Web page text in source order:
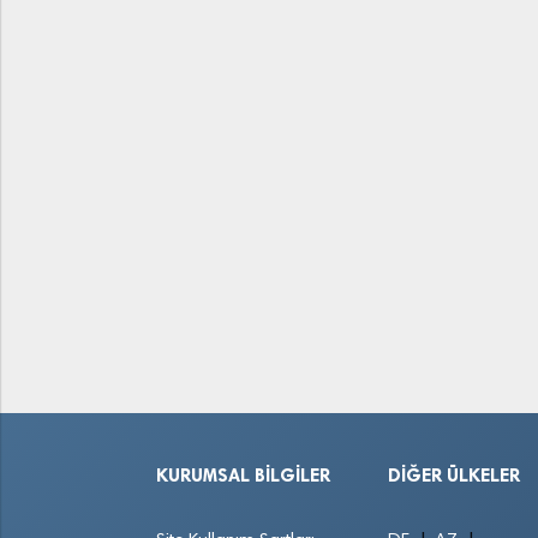
KURUMSAL BILGILER DIĞER ÜLKELER